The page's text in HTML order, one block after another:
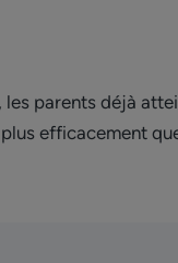
les parents déjà
efficacement